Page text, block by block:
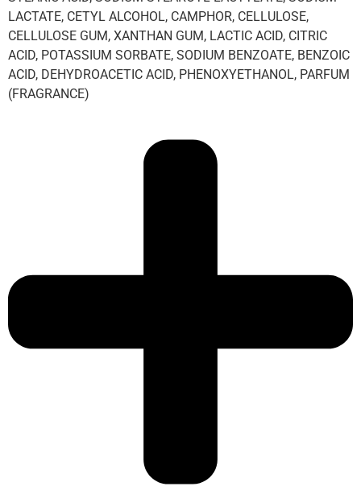
LACTATE, CETYL ALCOHOL, CAMPHOR, CELLULOSE,
CELLULOSE GUM, XANTHAN GUM, LACTIC ACID, CITRIC
ACID, POTASSIUM SORBATE, SODIUM BENZOATE, BENZOIC
ACID, DEHYDROACETIC ACID, PHENOXYETHANOL, PARFUM
(FRAGRANCE)